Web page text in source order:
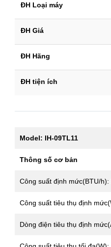
ĐH Loại máy
ĐH Giá
ĐH Hãng
ĐH tiện ích
Model: IH-09TL11
Thông số cơ bản
Công suất định mức(BTU/h):
Công suất tiêu thụ định
Dòng điện tiêu thụ định